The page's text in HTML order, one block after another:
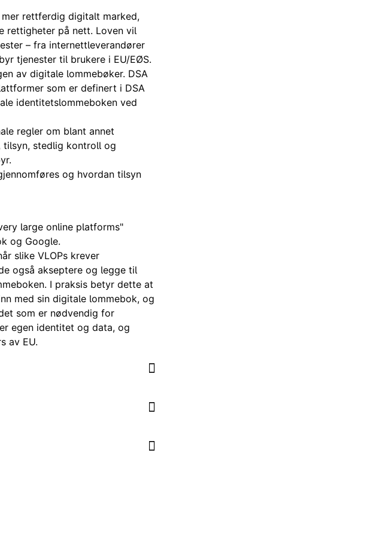
rettferdig digitalt marked,
rettigheter på nett. Loven vil
– fra internettleverandører
tjenester til brukere i EU/EØS.
av digitale lommebøker. DSA
som er definert i DSA
identitetslommeboken ved
regler om blant annet
tilsyn, stedlig kontroll og
og hvordan tilsyn
large online platforms"
og Google.
slike VLOPs krever
også akseptere og legge til
I praksis betyr dette at
med sin digitale lommebok, og
som er nødvendig for
egen identitet og data, og
av EU.